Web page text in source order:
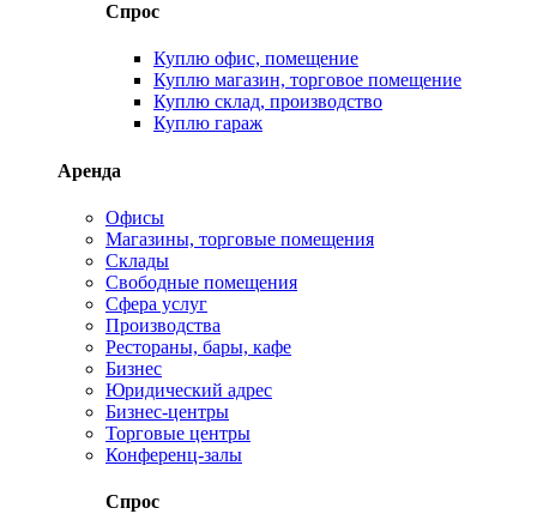
Спрос
Куплю офис, помещение
Куплю магазин, торговое помещение
Куплю склад, производство
Куплю гараж
Аренда
Офисы
Магазины, торговые помещения
Склады
Свободные помещения
Сфера услуг
Производства
Рестораны, бары, кафе
Бизнес
Юридический адрес
Бизнес-центры
Торговые центры
Конференц-залы
Спрос